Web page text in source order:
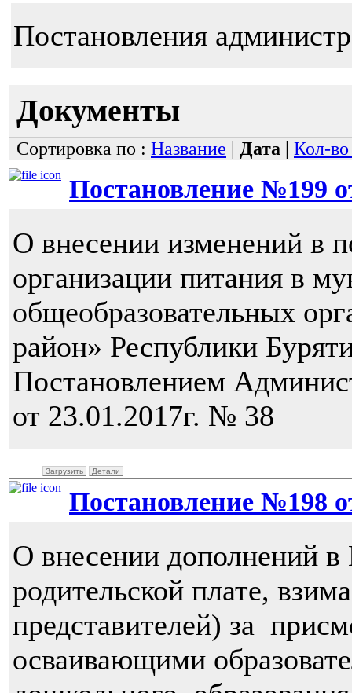
Постановления
Документы
Сортировка по : Название | Дата | Кол-во
Постановление №199
О внесении изменений в
организации питания в
общеобразовательных
район» Республики
Постановлением
от 23.01.2017г. № 38
Загрузить Детали
Постановление №198
О внесении дополнений
родительской плате,
представителей) за
осваивающими